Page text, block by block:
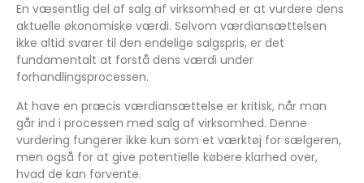
En væsentlig del af salg af virksomhed er at vurdere dens
aktuelle økonomiske værdi. Selvom værdiansættelsen
ikke altid svarer til den endelige salgspris, er det
fundamentalt at forstå dens værdi under
forhandlingsprocessen.
At have en præcis værdiansættelse er kritisk, når man
går ind i processen med salg af virksomhed. Denne
vurdering fungerer ikke kun som et værktøj for sælgeren,
men også for at give potentielle købere klarhed over,
hvad de kan forvente.